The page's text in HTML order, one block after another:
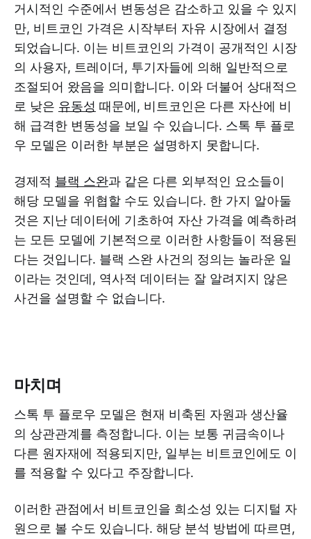
거시적인 수준에서 변동성은 감소하고 있을 수 있지
만, 비트코인 가격은 시작부터 자유 시장에서 결정
되었습니다. 이는 비트코인의 가격이 공개적인 시장
의 사용자, 트레이더, 투기자들에 의해 일반적으로
조절되어 왔음을 의미합니다. 이와 더불어 상대적으
로 낮은 유동성 때문에, 비트코인은 다른 자산에 비
해 급격한 변동성을 보일 수 있습니다. 스톡 투 플로
우 모델은 이러한 부분은 설명하지 못합니다.
경제적 블랙 스완과 같은 다른 외부적인 요소들이
해당 모델을 위협할 수도 있습니다. 한 가지 알아둘
것은 지난 데이터에 기초하여 자산 가격을 예측하려
는 모든 모델에 기본적으로 이러한 사항들이 적용된
다는 것입니다. 블랙 스완 사건의 정의는 놀라운 일
이라는 것인데, 역사적 데이터는 잘 알려지지 않은
사건을 설명할 수 없습니다.
마치며
스톡 투 플로우 모델은 현재 비축된 자원과 생산율
의 상관관계를 측정합니다. 이는 보통 귀금속이나
다른 원자재에 적용되지만, 일부는 비트코인에도 이
를 적용할 수 있다고 주장합니다.
이러한 관점에서 비트코인을 희소성 있는 디지털 자
원으로 볼 수도 있습니다. 해당 분석 방법에 따르면,